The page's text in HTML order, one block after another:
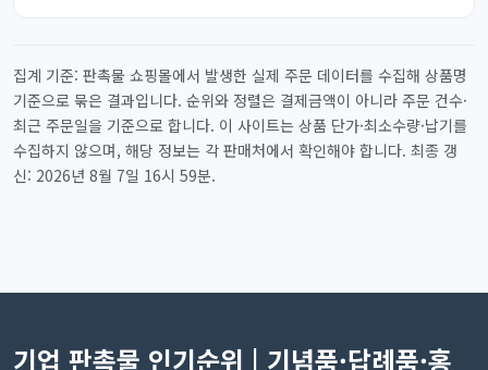
집계 기준: 판촉물 쇼핑몰에서 발생한 실제 주문 데이터를 수집해 상품명
기준으로 묶은 결과입니다. 순위와 정렬은 결제금액이 아니라 주문 건수·
최근 주문일을 기준으로 합니다. 이 사이트는 상품 단가·최소수량·납기를
수집하지 않으며, 해당 정보는 각 판매처에서 확인해야 합니다. 최종 갱
신: 2026년 8월 7일 16시 59분.
기업 판촉물 인기순위 | 기념품·답례품·홍